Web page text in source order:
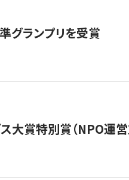
グランプリを受賞
大賞特別賞（NPO運